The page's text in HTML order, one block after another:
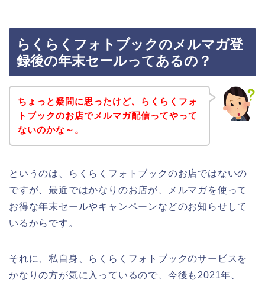
らくらくフォトブックのメルマガ登
録後の年末セールってあるの？
ちょっと疑問に思ったけど、らくらくフォ
トブックのお店でメルマガ配信ってやって
ないのかな～。
というのは、らくらくフォトブックのお店ではないの
ですが、最近ではかなりのお店が、メルマガを使って
お得な年末セールやキャンペーンなどのお知らせして
いるからです。
それに、私自身、らくらくフォトブックのサービスを
かなりの方が気に入っているので、今後も2021年、